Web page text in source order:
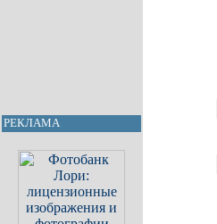
РЕКЛАМА